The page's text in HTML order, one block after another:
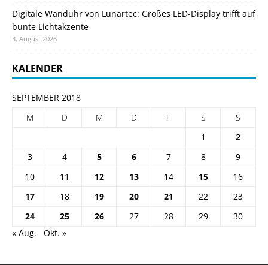
Digitale Wanduhr von Lunartec: Großes LED-Display trifft auf
bunte Lichtakzente
3. August 2026
KALENDER
SEPTEMBER 2018
M
D M D F S
S
1
2
3
4 5 6 7 8
9
10
11 12 13 14 15
16
17
18 19 20 21 22
23
24
25 26 27 28 29
30
« Aug.
Okt. »